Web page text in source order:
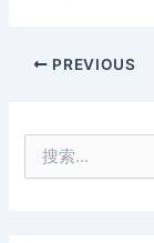
PREVIOUS